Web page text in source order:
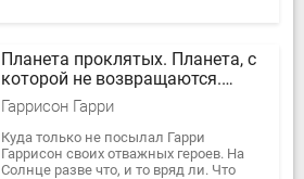
Планета проклятых. Планета, с
которой не возвращаются.
Звездные похождения
галактических рейнджеров
Гаррисон Гарри
Куда только не посылал Гарри
Гаррисон своих отважных героев. На
Солнце разве что, и то вряд ли. Что